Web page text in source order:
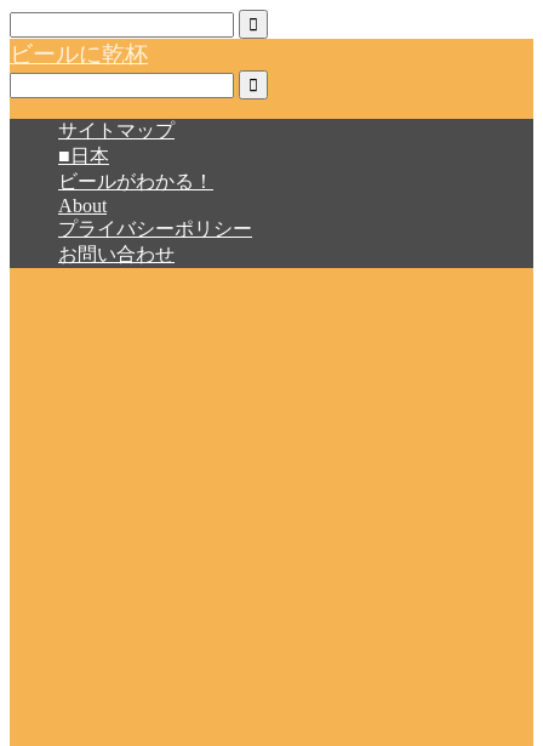
ビールに乾杯
サイトマップ
■日本
ビールがわかる！
About
プライバシーポリシー
お問い合わせ